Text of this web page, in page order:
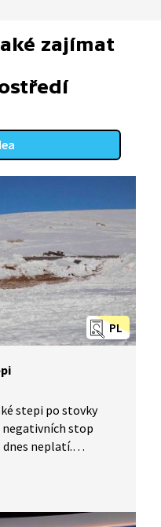
zajímat
PL
stepi po stovky
stop
neplatí.
recyklace přímo
mezi 10 největších